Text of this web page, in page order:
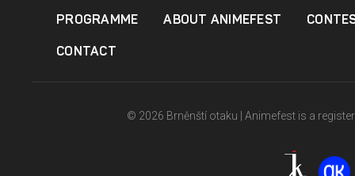
PROGRAMME ABOUT ANIMEFEST
CONTACT
© 2026 Brněnští otaku | Animefest is a